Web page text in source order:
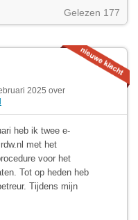
Gelezen 177
2025 over
heb ik twee e-
met het
voor het
Tot op heden heb
Tijdens mijn